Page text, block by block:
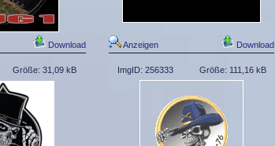
Download Anzeigen Download
Größe: 31,09 kB ImgID: 256333 Größe: 111,16 kB